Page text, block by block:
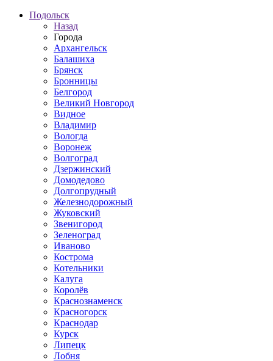
Подольск
Назад
Города
Архангельск
Балашиха
Брянск
Бронницы
Белгород
Великий Новгород
Видное
Владимир
Вологда
Воронеж
Волгоград
Дзержинский
Домодедово
Долгопрудный
Железнодорожный
Жуковский
Звенигород
Зеленоград
Иваново
Кострома
Котельники
Калуга
Королёв
Краснознаменск
Красногорск
Краснодар
Курск
Липецк
Лобня